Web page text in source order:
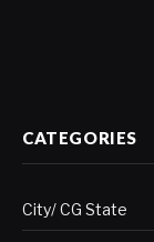
CATEGORIES
City/ CG State